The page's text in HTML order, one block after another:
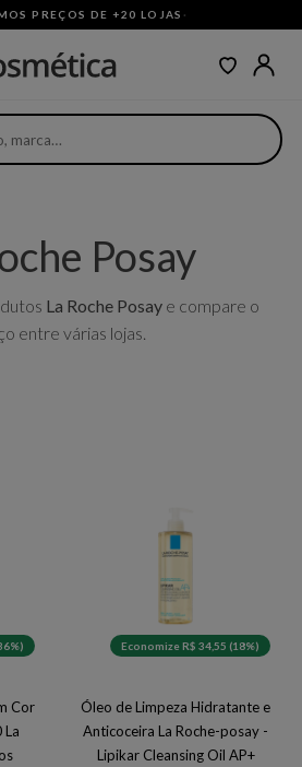
PREÇOS DE +20 LOJAS ·
Posay
La Roche Posay e compare o
entre várias lojas.
Cor
La
Economize R$ 34,55 (18%)
Óleo de Limpeza Hidratante e
Anticoceira La Roche-posay -
Lipikar Cleansing Oil AP+